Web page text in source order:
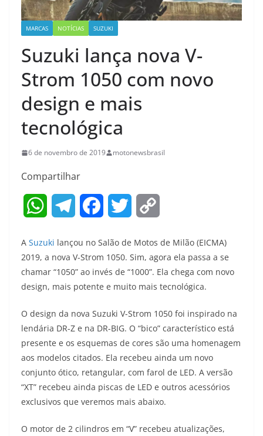
MARCAS NOTÍCIAS SUZUKI
Suzuki lança nova V-
Strom 1050 com novo
design e mais
tecnológica
6 de novembro de 2019 motonewsbrasil
Compartilhar
W
a
t
A
p
p
l
a
m
c
e
o
o
k
i
t
e
r
p
y
i
n
k
A Suzuki lançou no Salão de Motos de Milão (EICMA)
2019, a nova V-Strom 1050. Sim, agora ela passa a se
chamar “1050” ao invés de “1000”. Ela chega com novo
design, mais potente e muito mais tecnológica.
O design da nova Suzuki V-Strom 1050 foi inspirado na
lendária DR-Z e na DR-BIG. O “bico” característico está
presente e os esquemas de cores são uma homenagem
aos modelos citados. Ela recebeu ainda um novo
conjunto ótico, retangular, com farol de LED. A versão
“XT” recebeu ainda piscas de LED e outros acessórios
exclusivos que veremos mais abaixo.
O motor de 2 cilindros em “V” recebeu atualizações,